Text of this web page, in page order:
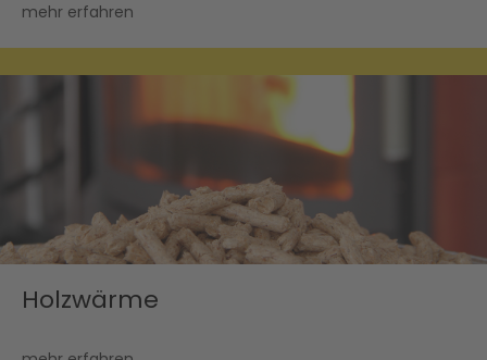
mehr erfahren
Holzwärme